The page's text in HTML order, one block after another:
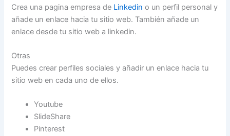
Crea una pagina empresa de Linkedin o un perfil personal y
añade un enlace hacia tu sitio web. También añade un
enlace desde tu sitio web a linkedin.
Otras
Puedes crear perfiles sociales y añadir un enlace hacia tu
sitio web en cada uno de ellos.
Youtube
SlideShare
Pinterest